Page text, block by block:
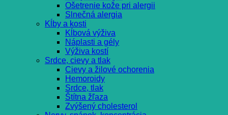
Ošetrenie kože pri alergii
Slnečná alergia
Kĺby a kosti
Kĺbová výživa
Náplasti a gély
Výživa kostí
Srdce, cievy a tlak
Cievy a žilové ochorenia
Hemoroidy
Srdce, tlak
Štítna žľaza
Zvýšený cholesterol